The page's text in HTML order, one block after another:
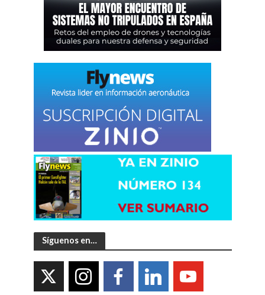
Síguenos en…